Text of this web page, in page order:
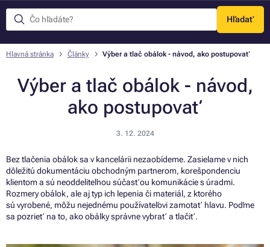
Hľadať
Menu
Hlavná stránka Články Výber a tlač obálok - návod, ako postupovať
Výber a tlač obálok - návod,
ako postupovať
3. 12. 2024
Bez tlačenia obálok sa v kancelárii nezaobídeme. Zasielame v nich
dôležitú dokumentáciu obchodným partnerom, korešpondenciu
klientom a sú neoddeliteľnou súčasťou komunikácie s úradmi.
Rozmery obálok, ale aj typ ich lepenia či materiál, z ktorého
sú vyrobené, môžu nejednému používateľovi zamotať hlavu. Poďme
sa pozrieť na to, ako obálky správne vybrať a tlačiť.